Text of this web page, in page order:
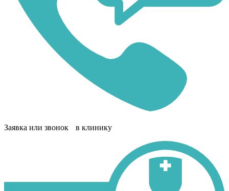
Заявка или звонок в клинику